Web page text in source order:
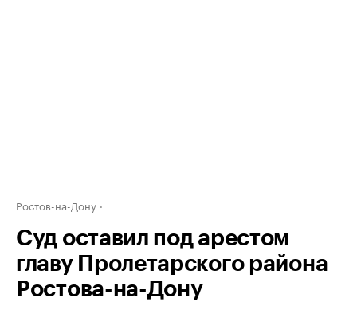
Ростов-на-Дону
Суд оставил под арестом
главу Пролетарского района
Ростова-на-Дону